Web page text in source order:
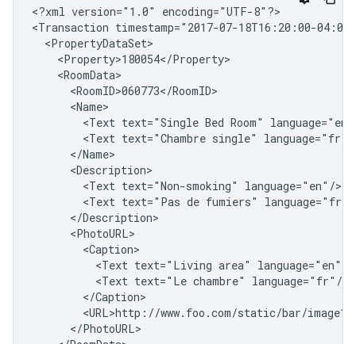
<?xml version="1.0"
encoding="UTF-8"?>
<Transaction timestamp="2017-07-18T16:20:00-04:00"
<Text text="Single Bed Room"
<Text text="Chambre single"
<Text text="Non-smoking"
<Text text="Pas de fumiers"
<Text text="Living area"
<Text text="Le chambre"